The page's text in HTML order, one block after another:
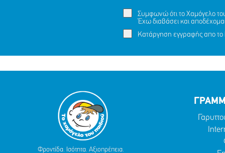
Συμφωνώ ότι το Χαμόγελο του
Έχω διαβάσει και
Κατάργηση εγγραφής απο
Φροντίδα. Ισότητα. Αξιοπρέπεια.